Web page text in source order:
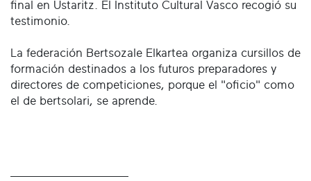
final en Ustaritz. El Instituto Cultural Vasco recogió su
testimonio.
La federación Bertsozale Elkartea organiza cursillos de
formación destinados a los futuros preparadores y
directores de competiciones, porque el "oficio" como
el de bertsolari, se aprende.